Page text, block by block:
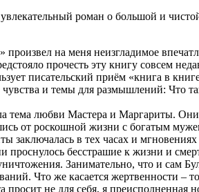
роман о большой и
» произвел на меня неизгладимое
прочесть эту книгу совсем
писательский приём «книга в
и темы для размышлений: Что
тема любви Мастера и Маргариты.
от роскошной жизни с богатым
в тех часах и
бесстрашие к жизни и
Занимательно, что и сам
Что же касается жертвенности –
просит не для себя, я